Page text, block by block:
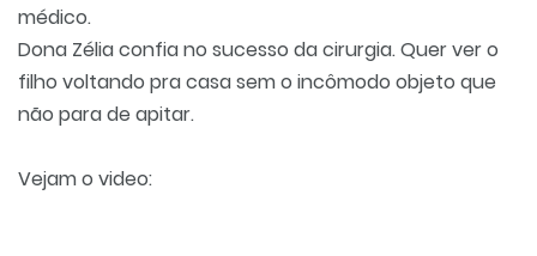
médico.
Dona Zélia confia no sucesso da cirurgia. Quer ver o
filho voltando pra casa sem o incômodo objeto que
não para de apitar.
Vejam o video: